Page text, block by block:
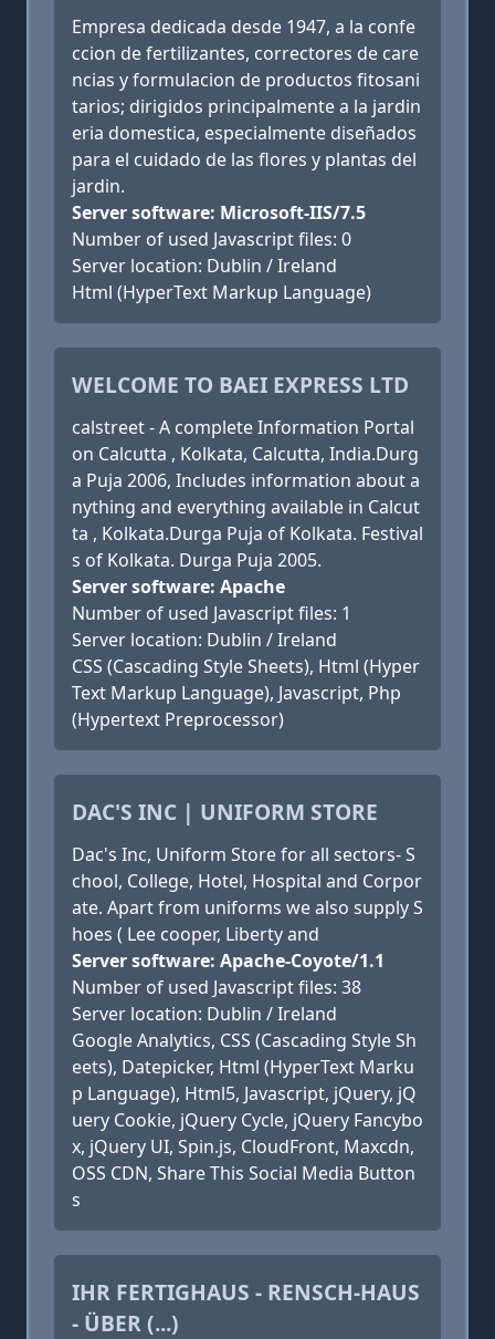
Empresa dedicada desde 1947, a la confe
ccion de fertilizantes, correctores de care
ncias y formulacion de productos fitosani
tarios; dirigidos principalmente a la jardin
eria domestica, especialmente diseñados
para el cuidado de las flores y plantas del
jardin.
Server software: Microsoft-IIS/7.5
Number of used Javascript files: 0
Server location: Dublin / Ireland
Html (HyperText Markup Language)
WELCOME TO BAEI EXPRESS LTD
calstreet - A complete Information Portal
on Calcutta , Kolkata, Calcutta, India.Durg
a Puja 2006, Includes information about a
nything and everything available in Calcut
ta , Kolkata.Durga Puja of Kolkata. Festival
s of Kolkata. Durga Puja 2005.
Server software: Apache
Number of used Javascript files: 1
Server location: Dublin / Ireland
CSS (Cascading Style Sheets), Html (Hyper
Text Markup Language), Javascript, Php
(Hypertext Preprocessor)
DAC'S INC | UNIFORM STORE
Dac's Inc, Uniform Store for all sectors- S
chool, College, Hotel, Hospital and Corpor
ate. Apart from uniforms we also supply S
hoes ( Lee cooper, Liberty and
Server software: Apache-Coyote/1.1
Number of used Javascript files: 38
Server location: Dublin / Ireland
Google Analytics, CSS (Cascading Style Sh
eets), Datepicker, Html (HyperText Marku
p Language), Html5, Javascript, jQuery, jQ
uery Cookie, jQuery Cycle, jQuery Fancybo
x, jQuery UI, Spin.js, CloudFront, Maxcdn,
OSS CDN, Share This Social Media Button
s
IHR FERTIGHAUS - RENSCH-HAUS
- ÜBER (...)